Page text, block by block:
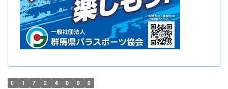
0 1 7 2 4 0 9 0